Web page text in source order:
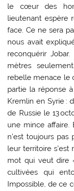
le cœur des
lieutenant espère
face. Ce ne sera
nous avait
reconquérir
mètres
rebelle menace le
partie la réponse
Kremlin en Syrie :
de Russie le 13
une mince affaire.
n’est toujours
leur ­territoire s’est
mot qui veut dire
cultivées qui
Impossible, de ce